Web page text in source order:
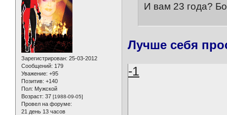
Зарегистрирован: 25-03-2012
Сообщений: 179
Уважение: +95
Позитив: +140
Пол: Мужской
Возраст: 37 [1988-09-05]
Провел на форуме:
21 день 13 часов
И вам 23 года?
Лучше себя
-1